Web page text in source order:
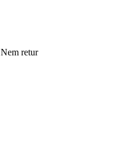
Nem retur